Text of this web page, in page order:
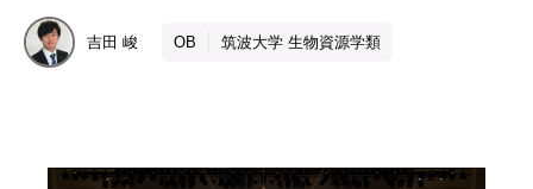
吉田 峻 OB 筑波大学 生物資源学類